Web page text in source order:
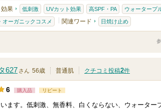
効果 低刺激 UVカット効果 高SPF・PA ウォータープ
オーガニックコスメ 関連ワード 日焼け止め
627 さん 56歳 普通肌 クチコミ投稿2件
6 購入品 リピート
ます。低刺激、無香料、白くならない、ウォーター